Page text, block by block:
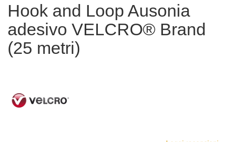
galleria
di
immagini
Hook and Loop Ausonia
adesivo VELCRO® Brand
(25 metri)